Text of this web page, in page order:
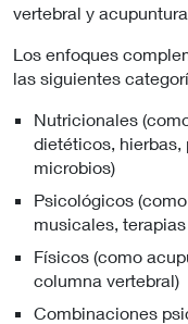
vertebral y acupuntura.
Los enfoques
las siguientes
Nutricionales
dietéticos, hierbas,
microbios)
Psicológicos
musicales,
Físicos (como
columna vertebral)
Combinaciones